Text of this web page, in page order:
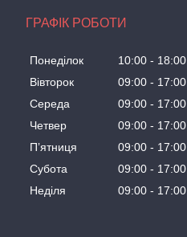
ГРАФІК РОБОТИ
Понеділок 10:00
18:00
Вівторок
09:00
17:00
Середа
09:00
17:00
Четвер
09:00
17:00
Пʼятниця
09:00
17:00
Субота
09:00
17:00
Неділя
09:00 17:00